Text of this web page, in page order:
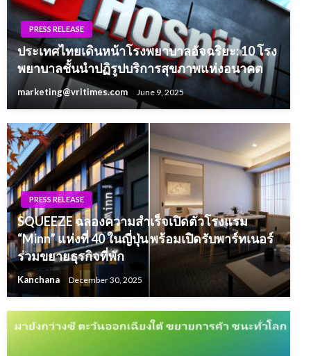
PRESS RELEASE
ประเทศไทยเดินหน้าโรงพยาบาลอัจฉริยะ: 10 โรง
พยาบาลชั้นนำปฏิรูปบริการสุขภาพแห่งอนาคต
marketing@vritimes.com June 9, 2025
PRESS RELEASE
SQUEEZE ฉลองความสำเร็จเปิดตัวโรงแรม
“Minn” แห่งที่ 40 ในญี่ปุ่น พร้อมเปิดรับพาร์ทเนอร์
ร่วมขยายธุรกิจที่พัก
Kanchana December 30, 2025